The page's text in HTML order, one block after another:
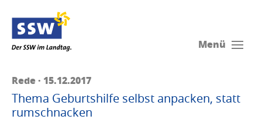
Menü
Rede · 15.12.2017
Thema Geburtshilfe selbst anpacken, statt
rumschnacken